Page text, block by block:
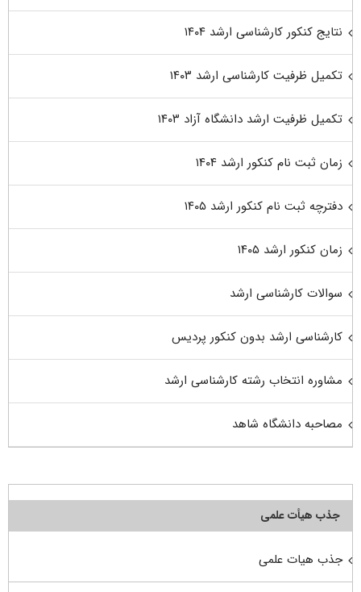
نتایج کنکور کارشناسی ارشد ۱۴۰۴
تکمیل ظرفیت کارشناسی ارشد ۱۴۰۳
تکمیل ظرفیت ارشد دانشگاه آزاد ۱۴۰۳
زمان ثبت نام کنکور ارشد ۱۴۰۴
دفترچه ثبت نام کنکور ارشد ۱۴۰۵
زمان کنکور ارشد ۱۴۰۵
سوالات کارشناسی ارشد
کارشناسی ارشد بدون کنکور پردیس
مشاوره انتخاب رشته کارشناسی ارشد
مصاحبه دانشگاه شاهد
جذب هیأت علمی
جذب هیات علمی